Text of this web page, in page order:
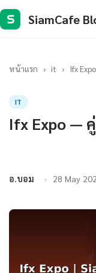
S SiamCafe
หน้าแรก › it › Ifx
IT
Ifx Expo —
อ.บอม 28 May